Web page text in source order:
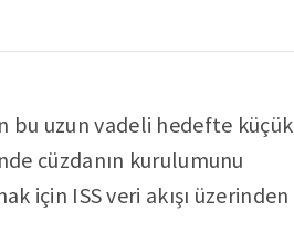
bu uzun vadeli hedefte küçük
cüzdanın kurulumunu
için ISS veri akışı üzerinden